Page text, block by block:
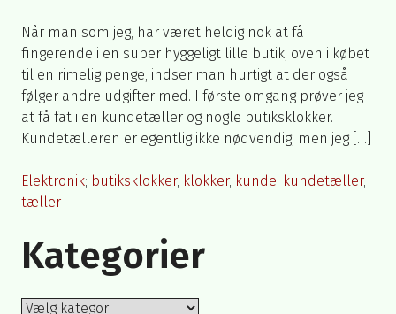
Når man som jeg, har været heldig nok at få
fingerende i en super hyggeligt lille butik, oven i købet
til en rimelig penge, indser man hurtigt at der også
følger andre udgifter med. I første omgang prøver jeg
at få fat i en kundetæller og nogle butiksklokker.
Kundetælleren er egentlig ikke nødvendig, men jeg […]
Posted
in
Elektronik Tagged
butiksklokker, klokker, kunde, kundetæller,
tæller
Kategorier
Kategorier